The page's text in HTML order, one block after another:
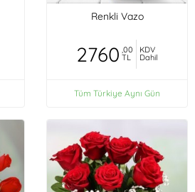
Renkli Vazo
2760 ,00
TL
KDV
Dahil
Tüm Türkiye Aynı Gün